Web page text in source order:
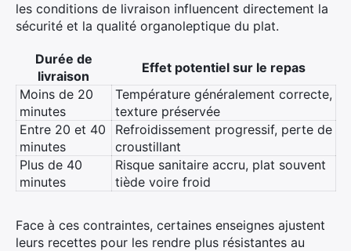
les conditions de livraison influencent directement la
sécurité et la qualité organoleptique du plat.
Durée de
livraison
Effet potentiel sur le repas
Moins de 20
minutes
Température généralement correcte,
texture préservée
Entre 20 et 40
minutes
Refroidissement progressif, perte de
croustillant
Plus de 40
minutes
Risque sanitaire accru, plat souvent
tiède voire froid
Face à ces contraintes, certaines enseignes ajustent
leurs recettes pour les rendre plus résistantes au